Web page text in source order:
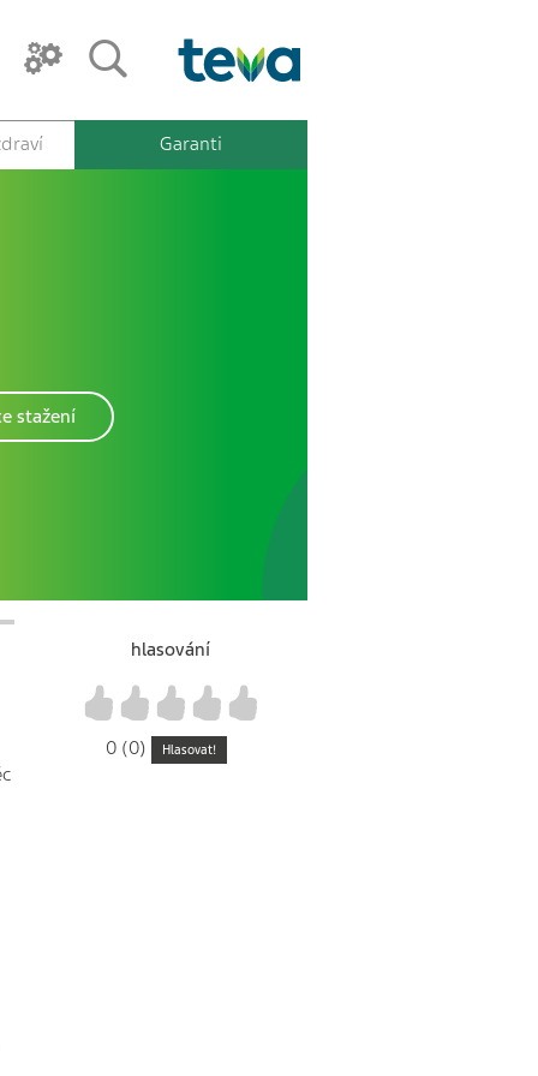
Garanti
stažení
hlasování
4
3
2
1
0 (0) Hlasovat!